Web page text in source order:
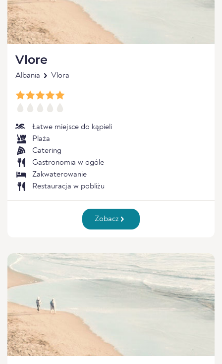
Vlore
Albania Vlora
Łatwe miejsce do kąpieli
Plaża
Catering
Gastronomia w ogóle
Zakwaterowanie
Restauracja w pobliżu
Zobacz